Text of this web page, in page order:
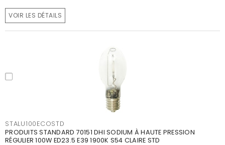
VOIR LES DÉTAILS
STALU100ECOSTD
PRODUITS STANDARD 70151 DHI SODIUM À HAUTE PRESSION
RÉGULIER 100W ED23.5 E39 1900K S54 CLAIRE STD